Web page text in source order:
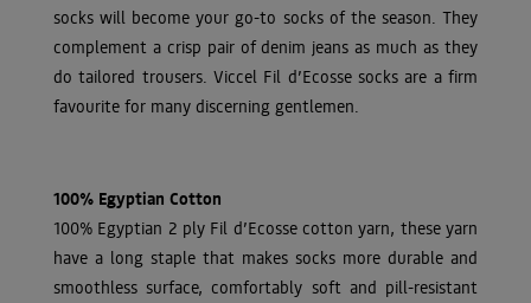
socks will become your go-to socks of the season. They
complement a crisp pair of denim jeans as much as they
do tailored trousers. Viccel Fil d’Ecosse socks are a firm
favourite for many discerning gentlemen.
100% Egyptian Cotton
100% Egyptian 2 ply Fil d’Ecosse cotton yarn, these yarn
have a long staple that makes socks more durable and
smoothless surface, comfortably soft and pill-resistant